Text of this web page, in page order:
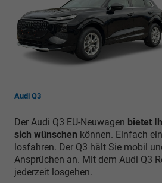
Audi Q3
Der Audi Q3 EU-Neuwagen bietet
sich wünschen können. Einfach
losfahren. Der Q3 hält Sie mobil
Ansprüchen an. Mit dem Audi Q3
jederzeit losgehen.